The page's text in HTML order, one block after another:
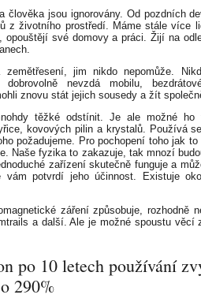
člověka jsou ignorovány. Od pozdních
z životního prostředí. Máme stále více
opouštějí své domovy a práci. Žijí na
jim nikdo nepomůže.
nevzdá mobilu,
znovu stát jejich sousedy a žít
těžké odstínit. Je ale možné ho
kovových pilin a krystalů. Používá
požadujeme. Pro pochopení toho jak
Naše fyzika to zakazuje, tak mnozí
zařízení skutečně funguje a
potvrdí jeho účinnost. Existuje
záření způsobuje, rozhodně
a další. Ale je možné spoustu věcí
po 10 letech používání
290%